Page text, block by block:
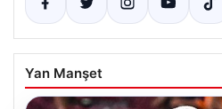
Yan Manşet